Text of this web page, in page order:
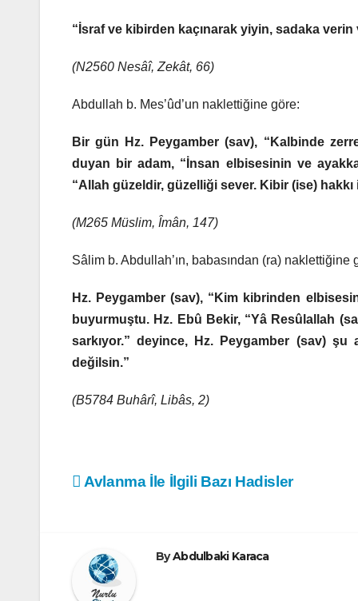
“İsraf ve kibirden kaçınarak yiyin, sadaka verin
(N2560 Nesâî, Zekât, 66)
Abdullah b. Mes’ûd’un naklettiğine göre:
Bir gün Hz. Peygamber (sav), “Kalbinde
duyan bir adam, “İnsan elbisesinin ve
“Allah güzeldir, güzelliği sever. Kibir (ise)
(M265 Müslim, Îmân, 147)
Sâlim b. Abdullah’ın, babasından (ra) naklettiğine
Hz. Peygamber (sav), “Kim kibrinden
buyurmuştu. Hz. Ebû Bekir, “Yâ Resûlallah
sarkıyor.” deyince, Hz. Peygamber (sav) şu
değilsin.”
(B5784 Buhârî, Libâs, 2)
Yazı
Avlanma İle İlgili Bazı Hadisler
ByAbdulbaki Karaca